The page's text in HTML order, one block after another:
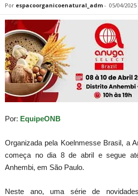
Por espacoorganicoenatural_adm - 05/04/2025
Por: EquipeONB
Organizada pela Koelnmesse Brasil, a
começa no dia 8 de abril e segue
Anhembi, em São Paulo.
Neste ano, uma série de